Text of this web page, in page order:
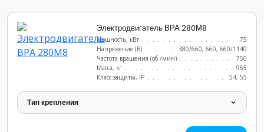
Электродвигатель ВРА 280М8
Мощность, кВт
75
Напряжение (В)
380/660, 660, 660/1140
Частота вращения (об./мин)
750
Масса, кг
965
Класс защиты, IP
54, 55
Тип крепления